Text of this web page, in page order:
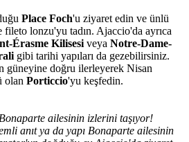
Place Foch'u ziyaret edin ve ünlü
fileto lonzu'yu tadın. Ajaccio'da ayrıca
Érasme Kilisesi veya Notre-Dame-
gibi tarihi yapıları da gezebilirsiniz.
güneyine doğru ilerleyerek Nisan
olan Porticcio'yu keşfedin.
ailesinin izlerini taşıyor!
anıt ya da yapı Bonaparte ailesinin